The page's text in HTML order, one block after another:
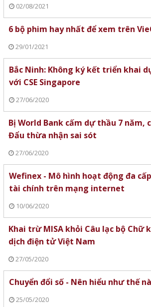
02/08/2021
6 bộ phim hay nhất để xem trên
29/01/2021
Bắc Ninh: Không ký kết triển khai
với CSE Singapore
27/06/2020
Bị World Bank cấm dự thầu 7 năm,
Đẩu thừa nhận sai sót
27/06/2020
Wefinex - Mô hình hoạt động đa
tài chính trên mạng internet
10/06/2020
Khai trừ MISA khỏi Câu lạc bộ Chữ
dịch điện tử Việt Nam
27/05/2020
Chuyển đổi số - Nên hiểu như thế
25/05/2020